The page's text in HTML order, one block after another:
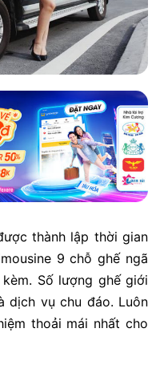
thành lập thời gian
9 chỗ ghế ngã
Số lượng ghế giới
dịch vụ chu đáo. Luôn
thoải mái nhất cho